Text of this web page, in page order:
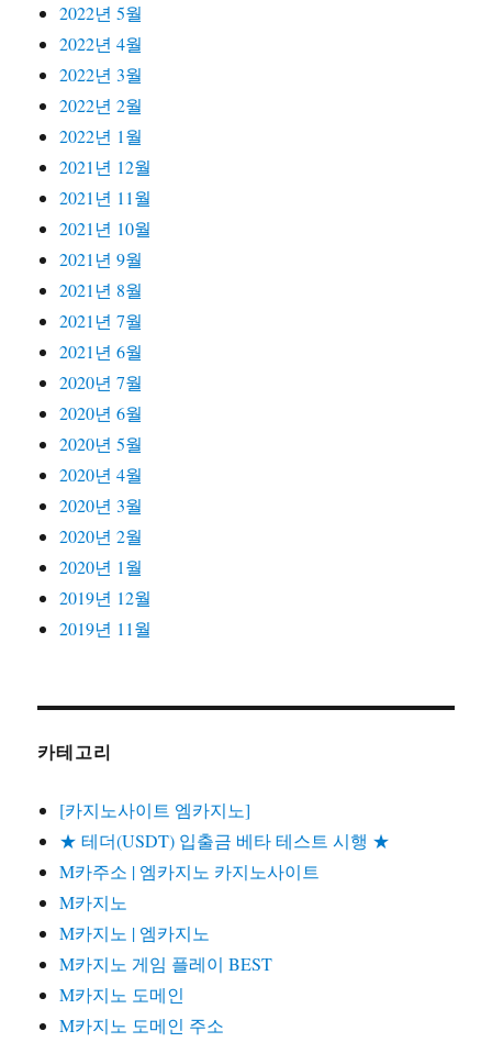
2022년 5월
2022년 4월
2022년 3월
2022년 2월
2022년 1월
2021년 12월
2021년 11월
2021년 10월
2021년 9월
2021년 8월
2021년 7월
2021년 6월
2020년 7월
2020년 6월
2020년 5월
2020년 4월
2020년 3월
2020년 2월
2020년 1월
2019년 12월
2019년 11월
카테고리
[카지노사이트 엠카지노]
★ 테더(USDT) 입출금 베타 테스트 시행 ★
M카주소 | 엠카지노 카지노사이트
M카지노
M카지노 | 엠카지노
M카지노 게임 플레이 BEST
M카지노 도메인
M카지노 도메인 주소